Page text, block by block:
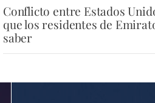
Conflicto entre Estados
que los residentes de
saber